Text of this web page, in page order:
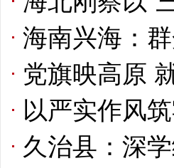
海南兴海：
党旗映高原
以严实作风
久治县：深